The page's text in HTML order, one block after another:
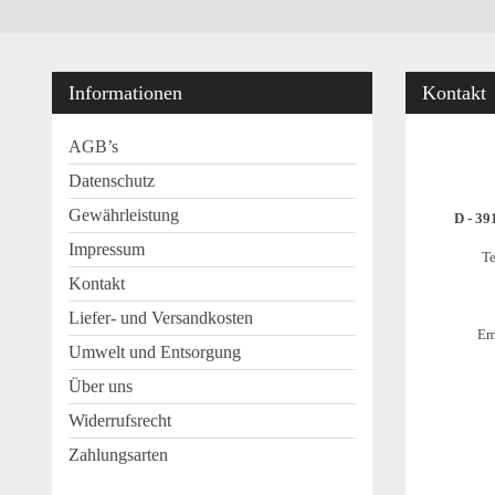
Informationen
AGB’s
Datenschutz
Gewährleistung
Impressum
Kontakt
Liefer- und Versandkosten
Umwelt und Entsorgung
Über uns
Widerrufsrecht
Zahlungsarten
Kontakt
D -